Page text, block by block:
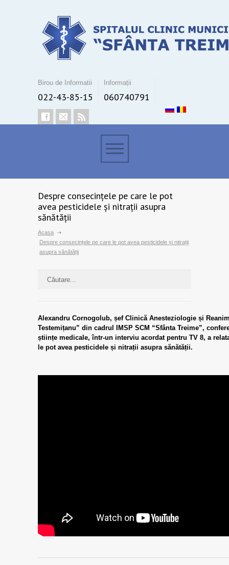
Birou de Informatii
022-43-85-15
Informații
060740791
Despre consecințele pe care le pot
avea pesticidele și nitrații asupra
sănătății
Acasa
Despre consecințele pe care le pot avea pesticidele și nitrații
asupra sănătății
Alexandru Cornogolub, șef Clinică Anesteziologie și
Testemițanu” din cadrul IMSP SCM “Sfânta Treime”,
științe medicale, într-un interviu acordat pentru TV 8, a
le pot avea pesticidele și nitrații asupra sănătății.